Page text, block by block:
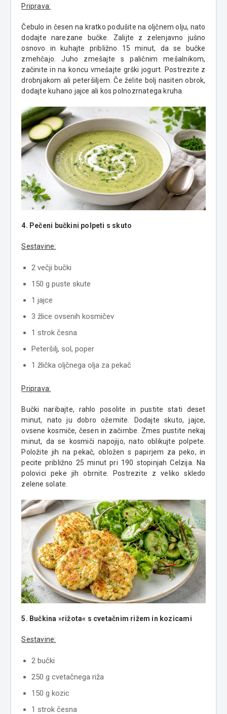
Priprava:
Čebulo in česen na kratko podušite na oljčnem olju, nato
dodajte narezane bučke. Zalijte z zelenjavno jušno
osnovo in kuhajte približno 15 minut, da se bučke
zmehčajo. Juho zmešajte s paličnim mešalnikom,
začinite in na koncu vmešajte grški jogurt. Postrezite z
drobnjakom ali peteršiljem. Če želite bolj nasiten obrok,
dodajte kuhano jajce ali kos polnozrnatega kruha.
4. Pečeni bučkini polpeti s skuto
Sestavine:
2 večji bučki
150 g puste skute
1 jajce
3 žlice ovsenih kosmičev
1 strok česna
Peteršilj, sol, poper
1 žlička oljčnega olja za pekač
Priprava:
Bučki naribajte, rahlo posolite in pustite stati deset
minut, nato ju dobro ožemite. Dodajte skuto, jajce,
ovsene kosmiče, česen in začimbe. Zmes pustite nekaj
minut, da se kosmiči napojijo, nato oblikujte polpete.
Položite jih na pekač, obložen s papirjem za peko, in
pecite približno 25 minut pri 190 stopinjah Celzija. Na
polovici peke jih obrnite. Postrezite z veliko skledo
zelene solate.
5. Bučkina »rižota« s cvetačnim rižem in kozicami
Sestavine:
2 bučki
250 g cvetačnega riža
150 g kozic
1 strok česna